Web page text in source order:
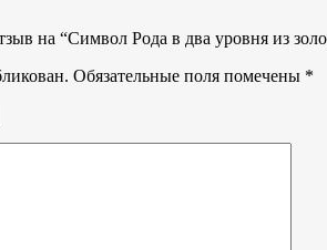
на “Символ Рода в два уровня из
Обязательные поля помечены *